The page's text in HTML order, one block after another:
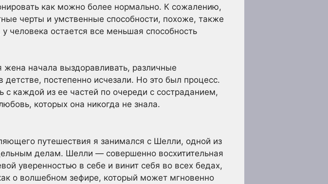
как можно более нормально. К сожалению,
черты и умственные способности, похоже, также
человека остается все меньшая способность
жена начала выздоравливать, различные
постепенно исчезали. Но это был процесс.
с каждой из ее частей по очереди с состраданием,
которых она никогда не знала.
путешествия я занимался с Шелли, одной из
делам. Шелли — совершенно восхитительная
уверенностью в себе и винит себя во всех бедах,
о волшебном зефире, который может мгновенно